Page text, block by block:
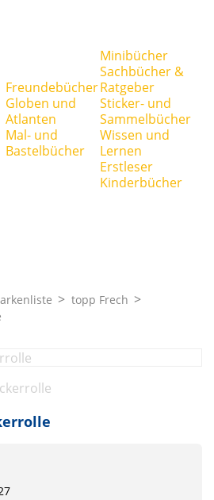
Freundebücher
Globen und
Atlanten
Mal- und
Bastelbücher
Minibücher
Sachbücher &
Ratgeber
Sticker- und
Sammelbücher
Wissen und
Lernen
Erstleser
Kinderbücher
topp Frech